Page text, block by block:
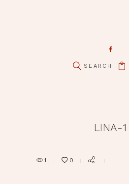
LINA-1
1 0